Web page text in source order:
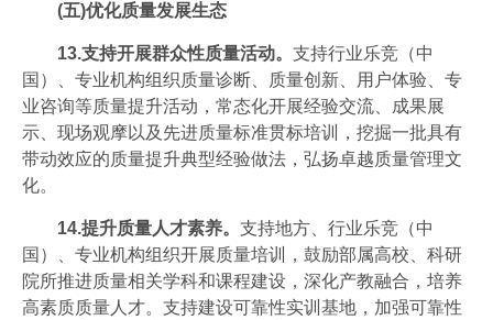
(五)优化质量发展生态
13.支持开展群众性质量活动。 支持行业乐竞（中
国）、专业机构组织质量诊断、质量创新、用户体验、专
业咨询等质量提升活动，常态化开展经验交流、成果展
示、现场观摩以及先进质量标准贯标培训，挖掘一批具有
带动效应的质量提升典型经验做法，弘扬卓越质量管理文
化。
14.提升质量人才素养。 支持地方、行业乐竞（中
国）、专业机构组织开展质量培训，鼓励部属高校、科研
院所推进质量相关学科和课程建设，深化产教融合，培养
高素质质量人才。支持建设可靠性实训基地，加强可靠性